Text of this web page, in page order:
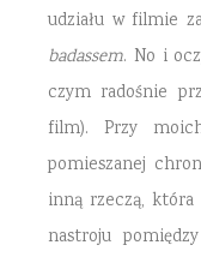
udziału w filmie
badassem. No i
czym radośnie
film). Przy
pomieszanej
inną rzeczą,
nastroju